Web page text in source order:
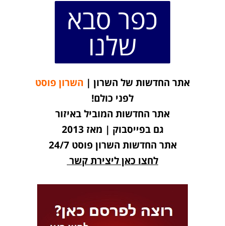
כפר סבא
שלנו
אתר החדשות של השרון | השרון פוסט
לפני כולם!
אתר החדשות המוביל באיזור
גם בפייסבוק | מאז 2013
אתר החדשות השרון פוסט 24/7
לחצו כאן ליצירת קשר